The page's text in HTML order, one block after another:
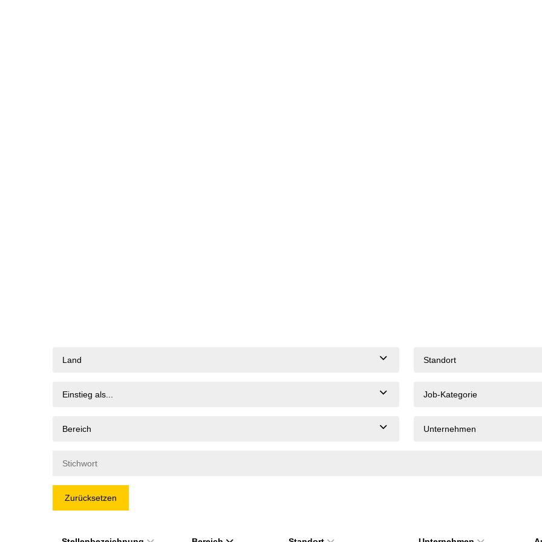
Land Standort
Einstieg als... Job-Kategorie
Bereich Unternehmen
Zurücksetzen